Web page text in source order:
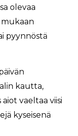
olevaa
pyynnöstä
kautta,
vaeltaa viisi
kyseisenä